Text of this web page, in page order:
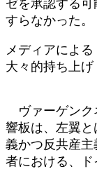
ゼを承認する
すらなかった。
メディアによる
大々的持ち上げ
ヴァーゲンク
響板は、左翼
義かつ反共産
者における、